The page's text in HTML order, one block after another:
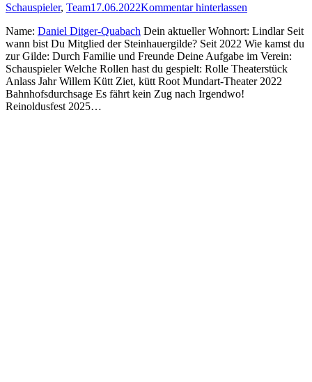
Schauspieler, Team17.06.2022Kommentar hinterlassen
Name: Daniel Ditger-Quabach Dein aktueller Wohnort: Lindlar Seit
wann bist Du Mitglied der Steinhauergilde? Seit 2022 Wie kamst du
zur Gilde: Durch Familie und Freunde Deine Aufgabe im Verein:
Schauspieler Welche Rollen hast du gespielt: Rolle Theaterstück
Anlass Jahr Willem Kütt Ziet, kütt Root Mundart-Theater 2022
Bahnhofsdurchsage Es fährt kein Zug nach Irgendwo!
Reinoldusfest 2025…